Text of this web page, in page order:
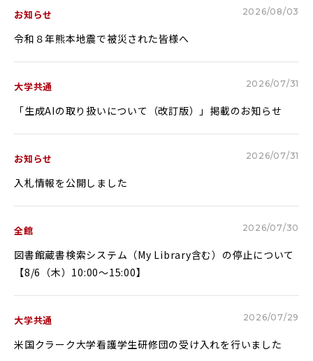
在学生の方へ
卒業生の方へ ご寄付をお考えの方へ
よくある質問
お問い合わせ 図書館
学内専用
ENGLISH
資料請求
学部進学
イベント
大学院進学
イベント
お知らせ 2026/08/03
令和８年熊本地震で被災された皆様へ
大学共通 2026/07/31
「生成AIの取り扱いについて（改訂版）」掲載のお知らせ
お知らせ 2026/07/31
入札情報を公開しました
全館 2026/07/30
図書館蔵書検索システム（My Library含む）の停止について
【8/6（木）10:00～15:00】
大学共通 2026/07/29
米国クラーク大学看護学生研修団の受け入れを行いました